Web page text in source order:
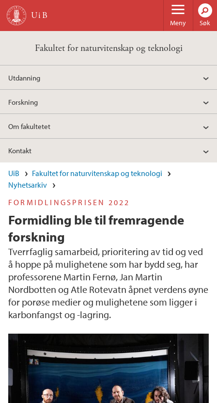
Hopp til hovedinnhold
Meny Søk
Fakultet for naturvitenskap og teknologi
Utdanning
Forskning
Om fakultetet
Kontakt
UiB
Fakultet for naturvitenskap og teknologi
Nyhetsarkiv
FORMIDLINGSPRISEN 2022
Formidling ble til fremragende
forskning
Tverrfaglig samarbeid, prioritering av tid og ved
å hoppe på mulighetene som har bydd seg, har
professorene Martin Fernø, Jan Martin
Nordbotten og Atle Rotevatn åpnet verdens øyne
for porøse medier og mulighetene som ligger i
karbonfangst og -lagring.